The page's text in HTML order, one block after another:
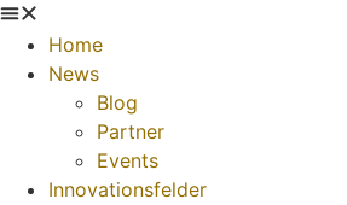
Home
News
Blog
Partner
Events
Innovationsfelder